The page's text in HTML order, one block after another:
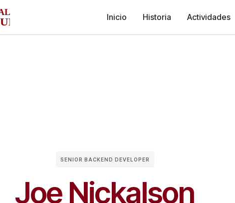
Inicio Historia Actividades
SENIOR BACKEND DEVELOPER
Joe Nickalson